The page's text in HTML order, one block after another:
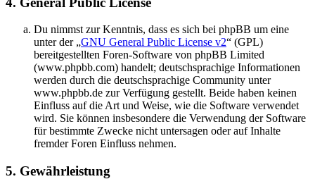
Du nimmst zur Kenntnis, dass es sich bei phpBB um eine
unter der „GNU General Public License v2“ (GPL)
bereitgestellten Foren-Software von phpBB Limited
(www.phpbb.com) handelt; deutschsprachige Informationen
werden durch die deutschsprachige Community unter
www.phpbb.de zur Verfügung gestellt. Beide haben keinen
Einfluss auf die Art und Weise, wie die Software verwendet
wird. Sie können insbesondere die Verwendung der Software
für bestimmte Zwecke nicht untersagen oder auf Inhalte
fremder Foren Einfluss nehmen.
5. Gewährleistung